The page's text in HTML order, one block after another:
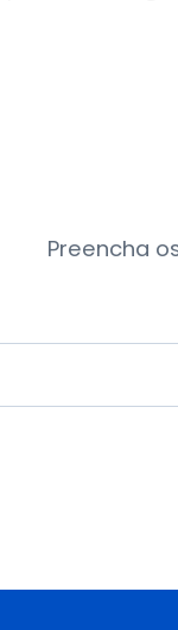
Preencha